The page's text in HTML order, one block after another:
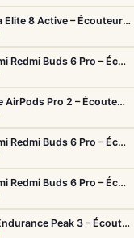
Jabra Elite 8 Active – Écouteurs sport IP68 ultra-robustes et ANC
Xiaomi Redmi Buds 6 Pro – Écouteurs ANC confortables au rapport qualité-prix solide
Apple AirPods Pro 2 – Écouteurs True Wireless ANC USB-C Blancs
Xiaomi Redmi Buds 6 Pro – Écouteurs ANC confortables au rapport qualité-prix solide
Xiaomi Redmi Buds 6 Pro – Écouteurs ANC confortables au rapport qualité-prix solide
JBL Endurance Peak 3 – Écouteurs sport IP68 avec 50h d'autonomie